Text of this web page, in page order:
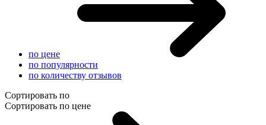
по цене
по популярности
по количеству отзывов
Сортировать по
Сортировать по цене